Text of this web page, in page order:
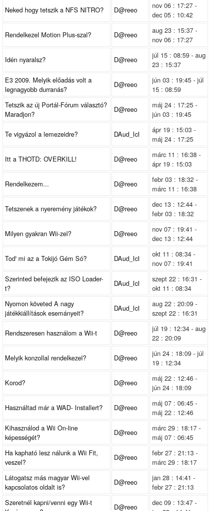
Neked hogy tetszik a NFS NITRO? D@reeo
nov 06 : 17:27 -
dec 05 : 10:42
Rendelkezel Motion Plus-szal? D@reeo
aug 23 : 15:37 -
nov 06 : 17:27
Idén nyaralsz? D@reeo
júl 15 : 08:59 - aug
23 : 15:37
E3 2009. Melyik előadás volt a
legnagyobb durranás?
D@reeo
jún 03 : 19:45 - júl
15 : 08:59
Tetszik az új Portál-Fórum választó?
Maradjon?
D@reeo
máj 24 : 17:25 -
jún 03 : 19:45
Te vigyázol a lemezeidre? DAud_IcI
ápr 19 : 15:03 -
máj 24 : 17:25
Itt a THOTD: OVERKILL! D@reeo
márc 11 : 16:38 -
ápr 19 : 15:03
Rendelkezem... D@reeo
febr 03 : 18:32 -
márc 11 : 16:38
Tetszenek a nyeremény játékok? D@reeo
dec 13 : 12:44 -
febr 03 : 18:32
Milyen gyakran Wii-zel? D@reeo
nov 07 : 19:41 -
dec 13 : 12:44
Tod' mi az a Tokijó Gém Só? DAud_IcI
okt 11 : 08:34 -
nov 07 : 19:41
Szerinted befejezik az ISO Loader-
t?
DAud_IcI
szept 22 : 16:31 -
okt 11 : 08:34
Nyomon követed A nagy
játékkiállítások esemányeit?
DAud_IcI
aug 22 : 20:09 -
szept 22 : 16:31
Rendszeresen használom a Wii-t D@reeo
júl 19 : 12:34 - aug
22 : 20:09
Melyik konzollal rendelkezel? D@reeo
jún 24 : 18:09 - júl
19 : 12:34
Korod? D@reeo
máj 22 : 12:46 -
jún 24 : 18:09
Használtad már a WAD- Installert? D@reeo
máj 07 : 06:45 -
máj 22 : 12:46
Kihasználod a Wii On-line
képességét?
D@reeo
márc 29 : 18:17 -
máj 07 : 06:45
Ha kapható lesz nálunk a Wii Fit,
veszel?
D@reeo
febr 27 : 21:13 -
márc 29 : 18:17
Látogatsz más magyar Wii-vel
kapcsolatos oldalt is?
D@reeo
jan 28 : 14:41 -
febr 27 : 21:13
Szeretnél kapni/venni egy Wii-t
D@reeo
dec 09 : 13:47 -